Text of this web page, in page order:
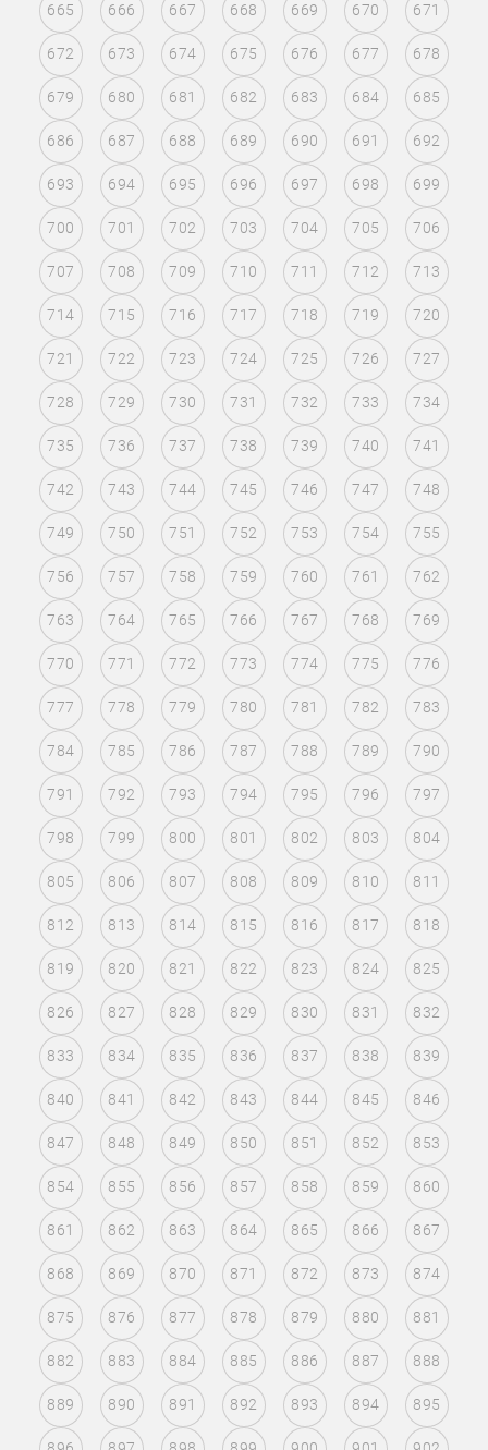
665 666 667 668 669 670 671
672 673 674 675 676 677 678
679 680 681 682 683 684 685
686 687 688 689 690 691 692
693 694 695 696 697 698 699
700 701 702 703 704 705 706
707 708 709 710 711 712 713
714 715 716 717 718 719 720
721 722 723 724 725 726 727
728 729 730 731 732 733 734
735 736 737 738 739 740 741
742 743 744 745 746 747 748
749 750 751 752 753 754 755
756 757 758 759 760 761 762
763 764 765 766 767 768 769
770 771 772 773 774 775 776
777 778 779 780 781 782 783
784 785 786 787 788 789 790
791 792 793 794 795 796 797
798 799 800 801 802 803 804
805 806 807 808 809 810 811
812 813 814 815 816 817 818
819 820 821 822 823 824 825
826 827 828 829 830 831 832
833 834 835 836 837 838 839
840 841 842 843 844 845 846
847 848 849 850 851 852 853
854 855 856 857 858 859 860
861 862 863 864 865 866 867
868 869 870 871 872 873 874
875 876 877 878 879 880 881
882 883 884 885 886 887 888
889 890 891 892 893 894 895